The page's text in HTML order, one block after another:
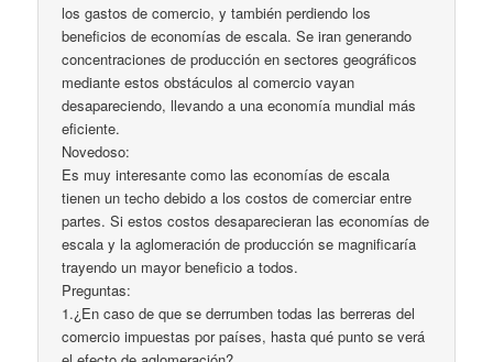
los gastos de comercio, y también perdiendo los
beneficios de economías de escala. Se iran generando
concentraciones de producción en sectores geográficos
mediante estos obstáculos al comercio vayan
desapareciendo, llevando a una economía mundial más
eficiente.
Novedoso:
Es muy interesante como las economías de escala
tienen un techo debido a los costos de comerciar entre
partes. Si estos costos desaparecieran las economías de
escala y la aglomeración de producción se magnificaría
trayendo un mayor beneficio a todos.
Preguntas:
1.¿En caso de que se derrumben todas las berreras del
comercio impuestas por países, hasta qué punto se verá